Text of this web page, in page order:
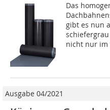
Das
gibt es nun
nicht nur im
Ausgabe 04/2021